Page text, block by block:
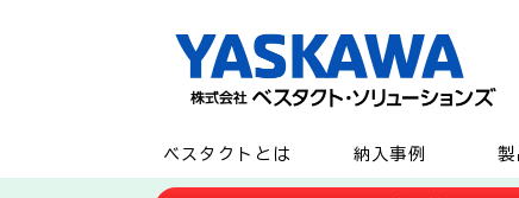
ベスタクトとは 納入事例 製